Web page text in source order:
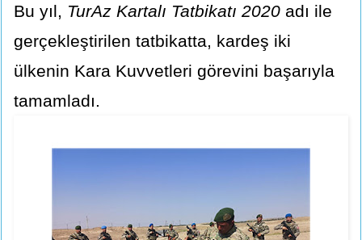
Bu yıl, TurAz Kartalı Tatbikatı 2020 adı ile
gerçekleştirilen tatbikatta, kardeş iki
ülkenin Kara Kuvvetleri görevini başarıyla
tamamladı.